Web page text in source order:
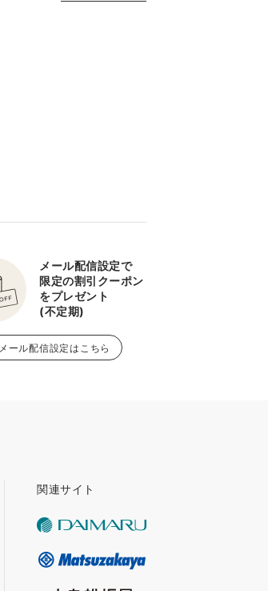
メール配信設定で
限定の割引クーポン
をプレゼント
(不定期)
メール配信設定はこちら
関連サイト